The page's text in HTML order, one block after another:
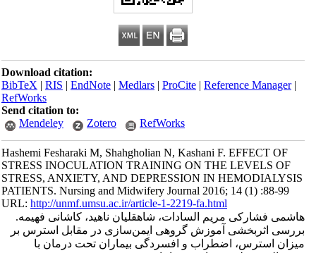
Download citation:
BibTeX|RIS|EndNote|Medlars|ProCite|Reference Manager
RefWorks
Send citation to:
Mendeley
Zotero RefWorks
Hashemi Fesharaki M, Shahgholian N, Kashani F. EFFECT OF
STRESS INOCULATION TRAINING ON THE LEVELS OF
STRESS, ANXIETY, AND DEPRESSION IN HEMODIALYSIS
PATIENTS. Nursing and Midwifery Journal 2016; 14 (1) :88-99
URL:http://unmf.umsu.ac.ir/article-1-2219-fa.html
هاشمی فشارکی مریم السادات، شاهقلیان ناهید، کاشانی فهیمه.
بررسی اثربخشی آموزش گروهی ایمن‌سازی در مقابل استرس بر
میزان استرس، اضطراب و افسردگی بیماران تحت درمان با